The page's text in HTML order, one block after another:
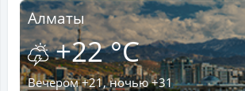
Алматы
+22 °C
Вечером +21, ночью +31